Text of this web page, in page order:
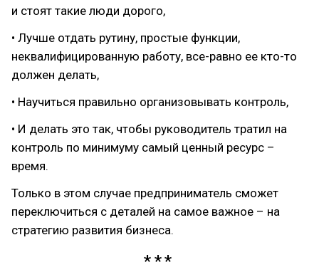
и стоят такие люди дорого,
• Лучше отдать рутину, простые функции,
неквалифицированную работу, все-равно ее кто-то
должен делать,
• Научиться правильно организовывать контроль,
• И делать это так, чтобы руководитель тратил на
контроль по минимуму самый ценный ресурс –
время.
Только в этом случае предприниматель сможет
переключиться с деталей на самое важное – на
стратегию развития бизнеса.